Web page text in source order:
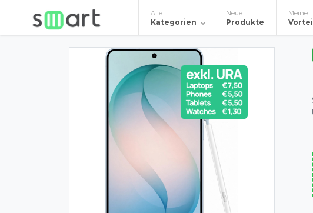
Alle
Kategorien
Neue
Produkte
Meine